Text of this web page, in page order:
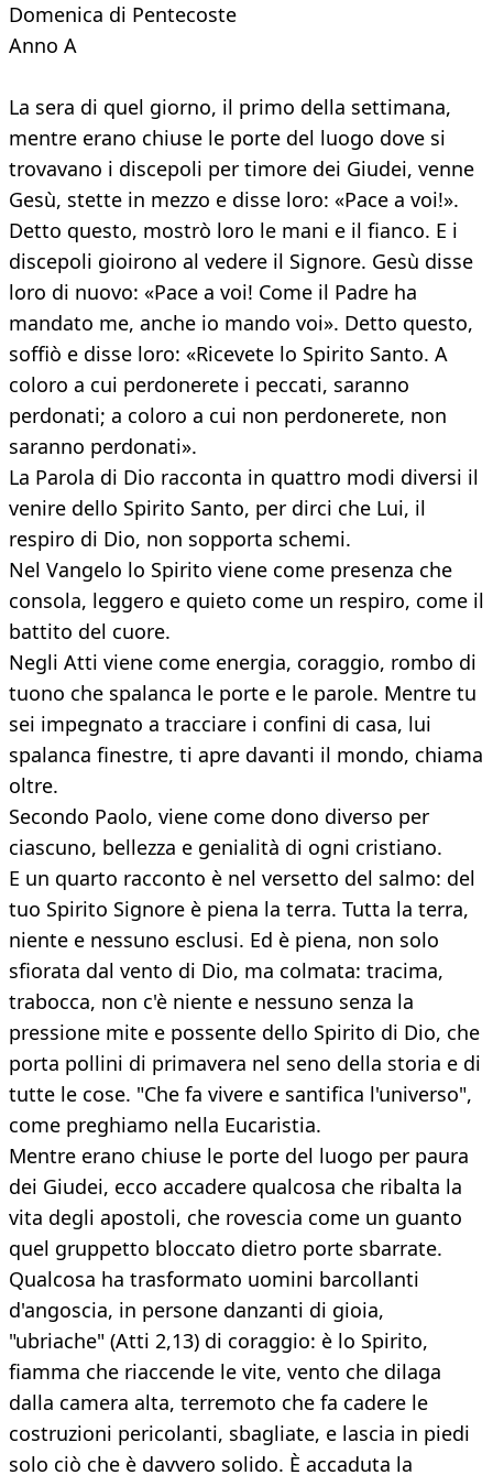
Domenica di Pentecoste
Anno A
La sera di quel giorno, il primo della settimana,
mentre erano chiuse le porte del luogo dove si
trovavano i discepoli per timore dei Giudei, venne
Gesù, stette in mezzo e disse loro: «Pace a voi!».
Detto questo, mostrò loro le mani e il fianco. E i
discepoli gioirono al vedere il Signore. Gesù disse
loro di nuovo: «Pace a voi! Come il Padre ha
mandato me, anche io mando voi». Detto questo,
soffiò e disse loro: «Ricevete lo Spirito Santo. A
coloro a cui perdonerete i peccati, saranno
perdonati; a coloro a cui non perdonerete, non
saranno perdonati».
La Parola di Dio racconta in quattro modi diversi il
venire dello Spirito Santo, per dirci che Lui, il
respiro di Dio, non sopporta schemi.
Nel Vangelo lo Spirito viene come presenza che
consola, leggero e quieto come un respiro, come il
battito del cuore.
Negli Atti viene come energia, coraggio, rombo di
tuono che spalanca le porte e le parole. Mentre tu
sei impegnato a tracciare i confini di casa, lui
spalanca finestre, ti apre davanti il mondo, chiama
oltre.
Secondo Paolo, viene come dono diverso per
ciascuno, bellezza e genialità di ogni cristiano.
E un quarto racconto è nel versetto del salmo: del
tuo Spirito Signore è piena la terra. Tutta la terra,
niente e nessuno esclusi. Ed è piena, non solo
sfiorata dal vento di Dio, ma colmata: tracima,
trabocca, non c'è niente e nessuno senza la
pressione mite e possente dello Spirito di Dio, che
porta pollini di primavera nel seno della storia e di
tutte le cose. "Che fa vivere e santifica l'universo",
come preghiamo nella Eucaristia.
Mentre erano chiuse le porte del luogo per paura
dei Giudei, ecco accadere qualcosa che ribalta la
vita degli apostoli, che rovescia come un guanto
quel gruppetto bloccato dietro porte sbarrate.
Qualcosa ha trasformato uomini barcollanti
d'angoscia, in persone danzanti di gioia,
"ubriache" (Atti 2,13) di coraggio: è lo Spirito,
fiamma che riaccende le vite, vento che dilaga
dalla camera alta, terremoto che fa cadere le
costruzioni pericolanti, sbagliate, e lascia in piedi
solo ciò che è davvero solido. È accaduta la